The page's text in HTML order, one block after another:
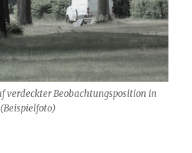
verdeckter Beobachtungsposition in